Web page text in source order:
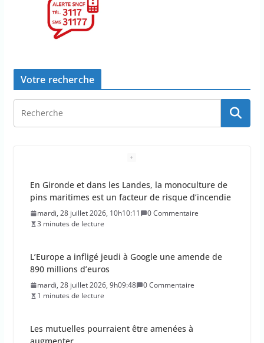
Votre recherche
En Gironde et dans les Landes, la monoculture de
pins maritimes est un facteur de risque d’incendie
mardi, 28 juillet 2026, 10h10:11
0 Commentaire
3 minutes de lecture
L’Europe a infligé jeudi à Google une amende de
890 millions d’euros
mardi, 28 juillet 2026, 9h09:48
0 Commentaire
1 minutes de lecture
Les mutuelles pourraient être amenées à